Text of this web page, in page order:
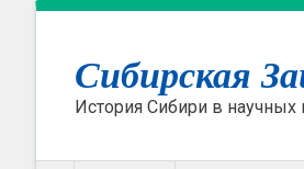
Сибирская
История Сибири в научных